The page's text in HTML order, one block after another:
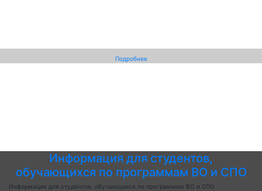
Подробнее
Информация для студентов,
обучающихся по программам ВО и СПО
Информация для студентов, обучающихся по программам ВО и СПО